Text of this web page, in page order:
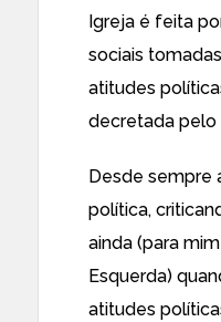
Igreja é feita
sociais
atitudes
decretada pelo
Desde sempre
política,
ainda (para
Esquerda)
atitudes